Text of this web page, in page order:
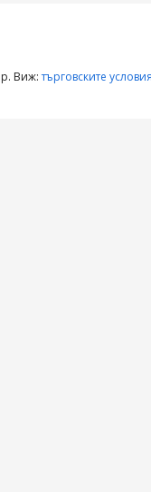
Виж:търговските